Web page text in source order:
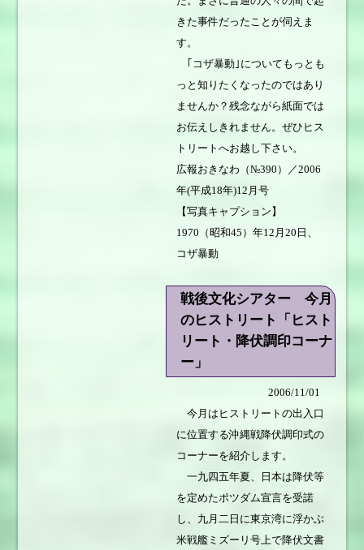
きた事件だったことが伺えま
す。
｢コザ暴動｣についてもっとも
っと知りたくなったのではあり
ませんか？残念ながら紙面では
お伝えしきれません。ぜひヒス
トリートへお越し下さい。
広報おきなわ（№390）／2006
年(平成18年)12月号
【写真キャプション】
1970（昭和45）年12月20日、
コザ暴動
戦後文化シアター 今月
のヒストリート「ヒスト
リート・降伏調印コーナ
ー」
2006/11/01
今月はヒストリートの出入口
に位置する沖縄戦降伏調印式の
コーナーを紹介します。
一九四五年夏、日本は降伏等
を定めたポツダム宣言を受諾
し、九月二日に東京湾に浮かぶ
米戦艦ミズーリ号上で降伏文書